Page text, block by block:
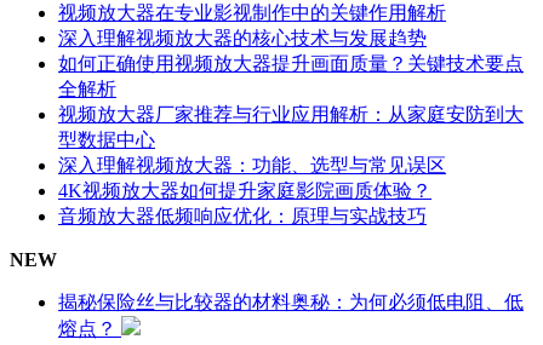
视频放大器在专业影视制作中的关键作用解析
深入理解视频放大器的核心技术与发展趋势
如何正确使用视频放大器提升画面质量？关键技术要点
全解析
视频放大器厂家推荐与行业应用解析：从家庭安防到大
型数据中心
深入理解视频放大器：功能、选型与常见误区
4K视频放大器如何提升家庭影院画质体验？
音频放大器低频响应优化：原理与实战技巧
NEW
揭秘保险丝与比较器的材料奥秘：为何必须低电阻、低
熔点？